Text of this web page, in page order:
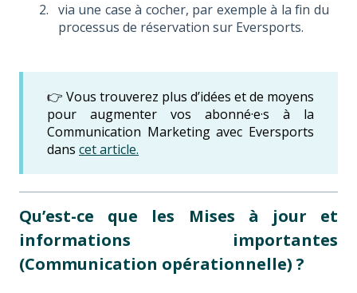
via une case à cocher, par exemple à la fin du
processus de réservation sur Eversports.
👉 Vous trouverez plus d’idées et de moyens
pour augmenter vos abonné·e·s à la
Communication Marketing avec Eversports
dans cet article.
Qu’est-ce que les Mises à jour et
informations importantes
(Communication opérationnelle) ?